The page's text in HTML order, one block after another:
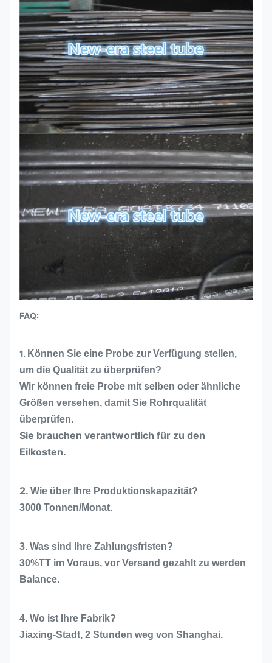
FAQ:
1. Können Sie eine Probe zur Verfügung stellen,
um die Qualität zu überprüfen?
Wir können freie Probe mit selben oder ähnliche
Größen versehen, damit Sie Rohrqualität
überprüfen.
Sie brauchen verantwortlich für zu den
Eilkosten.
2. Wie über Ihre Produktionskapazität?
3000 Tonnen/Monat.
3. Was sind Ihre Zahlungsfristen?
30%TT im Voraus, vor Versand gezahlt zu werden
Balance.
4. Wo ist Ihre Fabrik?
Jiaxing-Stadt, 2 Stunden weg von Shanghai.